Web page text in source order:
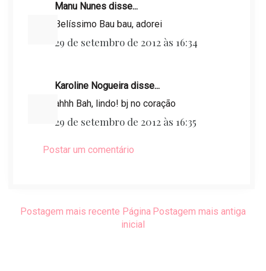
Manu Nunes disse...
Belíssimo Bau bau, adorei
29 de setembro de 2012 às 16:34
Karoline Nogueira disse...
ahhh Bah, lindo! bj no coração
29 de setembro de 2012 às 16:35
Postar um comentário
Postagem mais recente Postagem mais antiga
Página
inicial